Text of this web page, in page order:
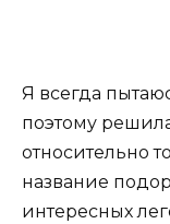
Я всегда
поэтому
относительно
название
интересных